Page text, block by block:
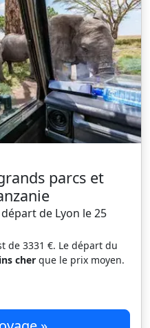
parcs et
de Lyon le 25
de 3331 €. Le départ du
cher que le prix moyen.